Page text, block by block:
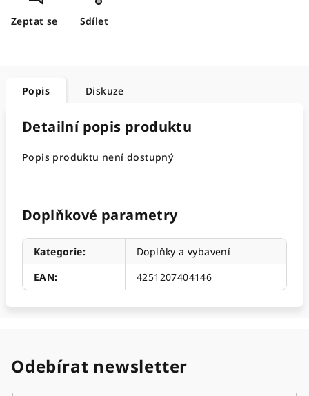
Zeptat se Sdílet
Popis Diskuze
Detailní popis produktu
Popis produktu není dostupný
Doplňkové parametry
Kategorie:
Doplňky a vybavení
EAN: 4251207404146
Odebírat newsletter